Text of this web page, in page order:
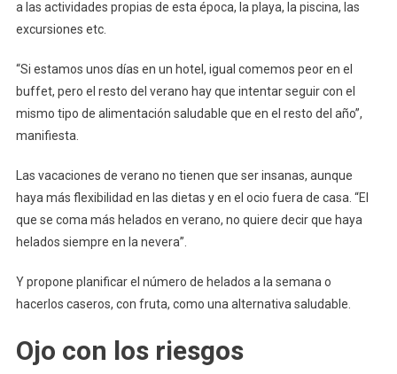
a las actividades propias de esta época, la playa, la piscina, las
excursiones etc.
“Si estamos unos días en un hotel, igual comemos peor en el
buffet, pero el resto del verano hay que intentar seguir con el
mismo tipo de alimentación saludable que en el resto del año”,
manifiesta.
Las vacaciones de verano no tienen que ser insanas, aunque
haya más flexibilidad en las dietas y en el ocio fuera de casa. “El
que se coma más helados en verano, no quiere decir que haya
helados siempre en la nevera”.
Y propone planificar el número de helados a la semana o
hacerlos caseros, con fruta, como una alternativa saludable.
Ojo con los riesgos